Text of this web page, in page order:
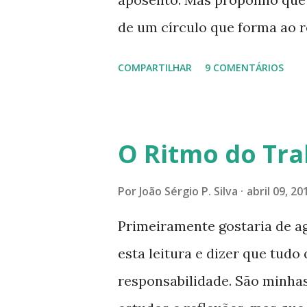
de um círculo que forma ao
tocando os círculos
formando um círculo cada
CONSAGRAÇÃO DO
Presença que me envolve
aqui: é a presença da
Felicidade e Alegria. Quem
COMPARTILHAR 9 COMENTÁRIOS
O Ritmo do
Por João Sérgio P. Silva abril 09,
Primeiramente gostaria de
esta leitura e dizer que tudo
responsabilidade. São